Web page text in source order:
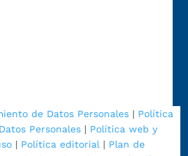
de Datos Personales| Política
Personales | Política web y
| Política editorial | Plan de